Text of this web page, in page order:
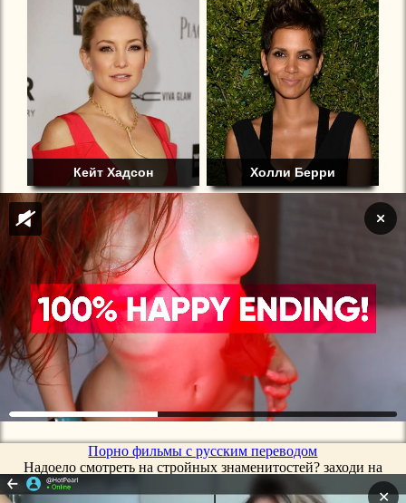
Кейт Хадсон Холли Берри
Порно фильмы с русским переводом
Надоело смотреть на стройных знаменитостей? заходи на
tolstie.vip и смотри
порно с толстыми бабамина высокой
✕